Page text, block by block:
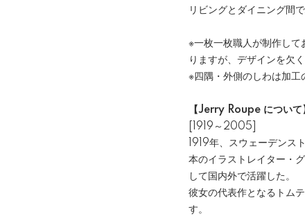
リビングとダイニング間
※一枚一枚職人が制作して
りますが、デザインを欠
※四隅・外側のしわは加工
【Jerry Roupe について
[1919～2005]
1919年、スウェーデンス
本のイラストレイター・
して国内外で活躍した。
彼女の代表作となるトム
す。